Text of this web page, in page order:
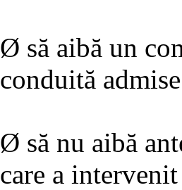
Ø să aibă un
conduită
Ø să nu aibă
care a